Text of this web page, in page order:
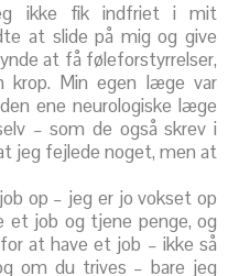
ikke fik indfriet i mit
at slide på mig og give
at få føleforstyrrelser,
krop. Min egen læge var
ene neurologiske læge
– som de også skrev i
jeg fejlede noget, men at
op – jeg er jo vokset op
job og tjene penge, og
at have et job – ikke så
om du trives – bare jeg